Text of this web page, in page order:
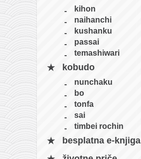
kihon
naihanchi
kushanku
passai
temashiwari
kobudo
nunchaku
bo
tonfa
sai
timbei rochin
besplatna e-knjiga